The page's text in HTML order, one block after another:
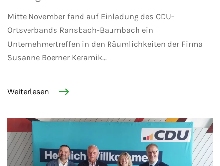
Mitte November fand auf Einladung des CDU-
Ortsverbands Ransbach-Baumbach ein
Unternehmertreffen in den Räumlichkeiten der Firma
Susanne Boerner Keramik...
Weiterlesen